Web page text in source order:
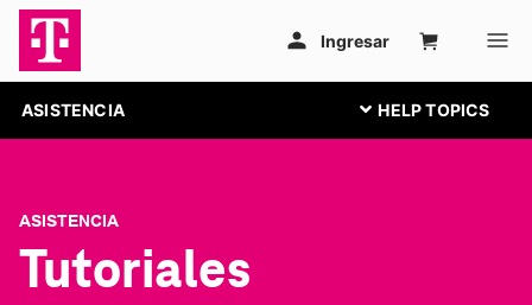
ASISTENCIA
ASISTENCIA
Tutoriales